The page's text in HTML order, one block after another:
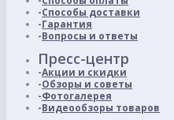
Способы доставки
Гарантия
Вопросы и ответы
Пресс-центр
Акции и скидки
Обзоры и советы
Фотогалерея
Видеообзоры товаров